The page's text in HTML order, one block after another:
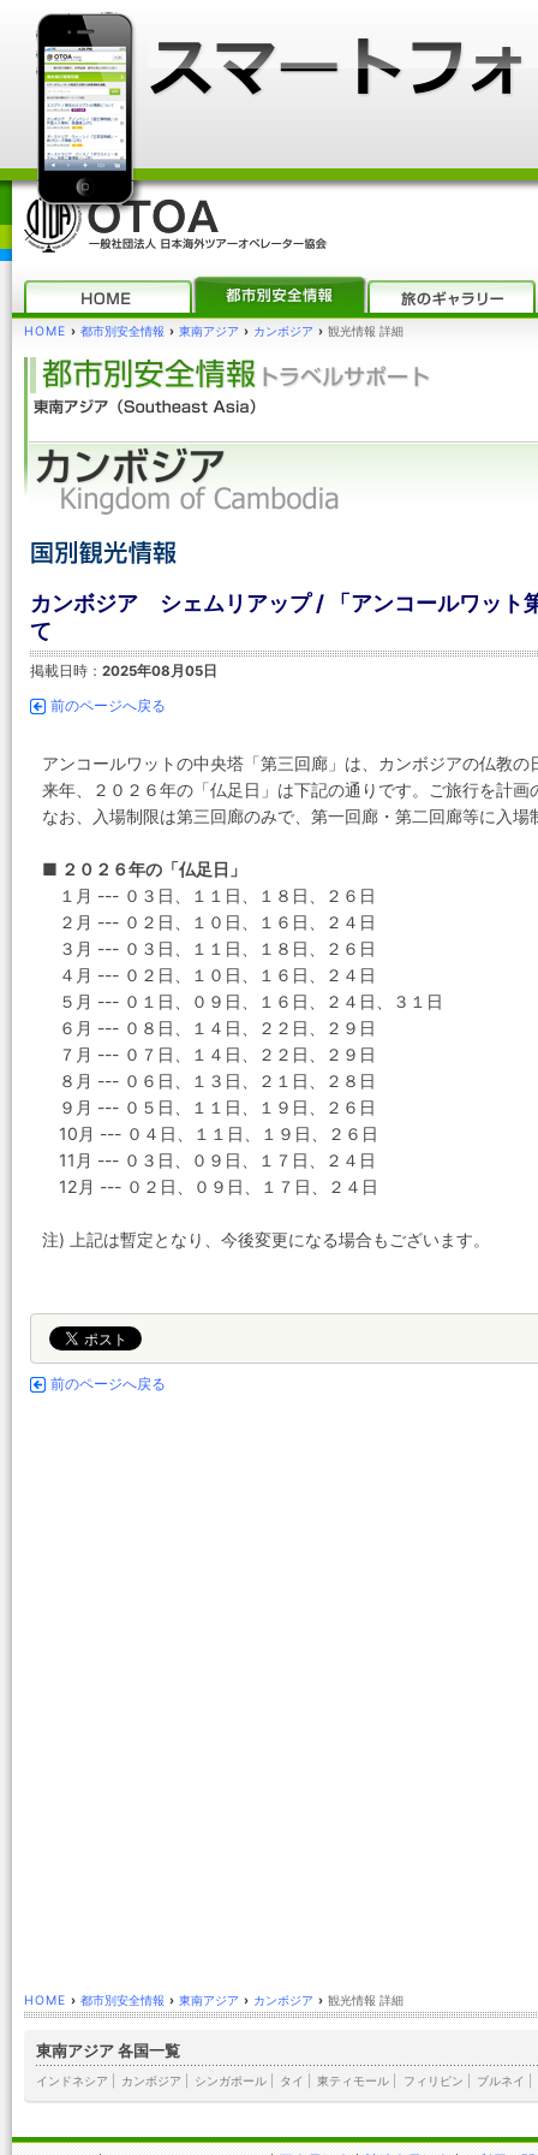
HOME › 都市別安全情報 › 東南アジア › カンボジア › 観光情報 詳細
カンボジア シェムリアップ / 「アンコールワット
て
掲載日時： 2025年08月05日
前のページへ戻る
アンコールワットの中央塔「第三回廊」は、カンボジアの仏教
来年、２０２６年の「仏足日」は下記の通りです。ご旅行を計画
なお、入場制限は第三回廊のみで、第一回廊・第二回廊等に入場
■ ２０２６年の「仏足日」
１月 --- ０３日、１１日、１８日、２６日
２月 --- ０２日、１０日、１６日、２４日
３月 --- ０３日、１１日、１８日、２６日
４月 --- ０２日、１０日、１６日、２４日
５月 --- ０１日、０９日、１６日、２４日、３１日
６月 --- ０８日、１４日、２２日、２９日
７月 --- ０７日、１４日、２２日、２９日
８月 --- ０６日、１３日、２１日、２８日
９月 --- ０５日、１１日、１９日、２６日
10月 --- ０４日、１１日、１９日、２６日
11月 --- ０３日、０９日、１７日、２４日
12月 --- ０２日、０９日、１７日、２４日
注) 上記は暫定となり、今後変更になる場合もございます。
前のページへ戻る
HOME › 都市別安全情報 › 東南アジア › カンボジア › 観光情報 詳細
東南アジア 各国一覧
インドネシア カンボジア シンガポール タイ 東ティモール フィリピン ブルネイ